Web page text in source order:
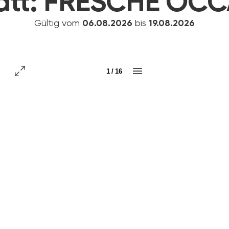
Gültig vom 06.08.2026 bis 19.08.2026